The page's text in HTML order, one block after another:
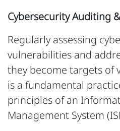
Cybersecurity Auditing
Regularly assessing
vulnerabilities and
they become targets of
is a fundamental
principles of an
Management System